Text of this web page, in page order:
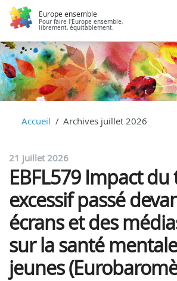
Europe ensemble
Pour faire l'Europe ensemble,
librement, équitablement.
Accueil Archives juillet 2026
21 juillet 2026
EBFL579 Impact
excessif passé
écrans et des
sur la santé
jeunes